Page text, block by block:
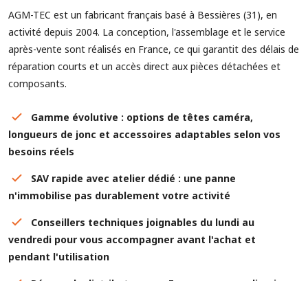
AGM-TEC est un fabricant français basé à Bessières (31), en
activité depuis 2004. La conception, l'assemblage et le service
après-vente sont réalisés en France, ce qui garantit des délais de
réparation courts et un accès direct aux pièces détachées et
composants.
Gamme évolutive : options de têtes caméra,
longueurs de jonc et accessoires adaptables selon vos
besoins réels
SAV rapide avec atelier dédié : une panne
n'immobilise pas durablement votre activité
Conseillers techniques joignables du lundi au
vendredi pour vous accompagner avant l'achat et
pendant l'utilisation